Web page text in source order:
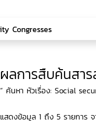
ผลการสืบค้นสา
“ ค้นหา หัวเรื่อง: Social
แสดงข้อมูล 1 ถึง 5 รายการ